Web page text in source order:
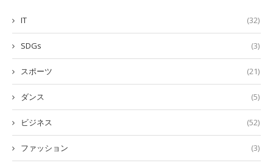
IT (32)
SDGs (3)
スポーツ (21)
ダンス (5)
ビジネス (52)
ファッション (3)